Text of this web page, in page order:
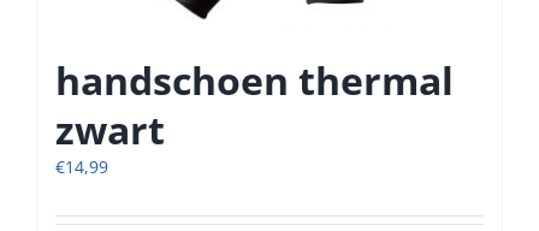
handschoen thermal
zwart
€14,99